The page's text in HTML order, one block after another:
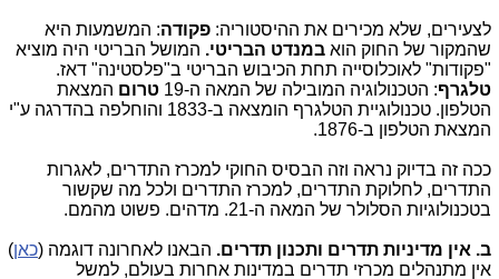
לצעירים, שלא מכירים את ההיסטוריה: פקודה: המשמעות היא
שהמקור של החוק הוא במנדט הבריטי. המושל הבריטי היה מוציא
"פקודות" לאוכלוסייה תחת הכיבוש הבריטי ב"פלסטינה" דאז.
טלגרף: הטכנולוגיה המובילה של המאה ה-19 טרום המצאת
הטלפון. טכנולוגיית הטלגרף הומצאה ב-1833 והוחלפה בהדרגה ע"י
המצאת הטלפון ב-1876.
ככה זה בדיוק נראה וזה הבסיס החוקי למכרז התדרים, לאגרות
התדרים, לחלוקת התדרים, למכרז התדרים ולכל מה שקשור
בטכנולוגיות הסלולר של המאה ה-21. מדהים. פשוט מהמם.
ב. אין מדיניות תדרים ותכנון תדרים. הבאנו לאחרונה דוגמה (כאן)
אין מתנהלים מכרזי תדרים במדינות אחרות בעולם, למשל